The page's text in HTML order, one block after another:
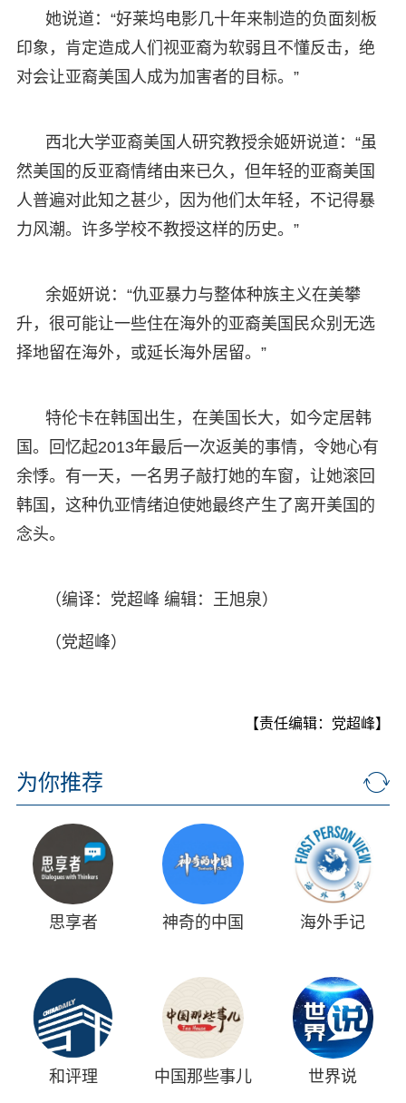
她说道：“好莱坞电影几十年来制造的负面刻板
印象，肯定造成人们视亚裔为软弱且不懂反击，绝
对会让亚裔美国人成为加害者的目标。”
西北大学亚裔美国人研究教授余姬妍说道：“虽
然美国的反亚裔情绪由来已久，但年轻的亚裔美国
人普遍对此知之甚少，因为他们太年轻，不记得暴
力风潮。许多学校不教授这样的历史。”
余姬妍说：“仇亚暴力与整体种族主义在美攀
升，很可能让一些住在海外的亚裔美国民众别无选
择地留在海外，或延长海外居留。”
特伦卡在韩国出生，在美国长大，如今定居韩
国。回忆起2013年最后一次返美的事情，令她心有
余悸。有一天，一名男子敲打她的车窗，让她滚回
韩国，这种仇亚情绪迫使她最终产生了离开美国的
念头。
（编译：党超峰 编辑：王旭泉）
（党超峰）
【责任编辑：党超峰】
为你推荐
思享者 神奇的中国 海外手记
和评理 中国那些事儿 世界说